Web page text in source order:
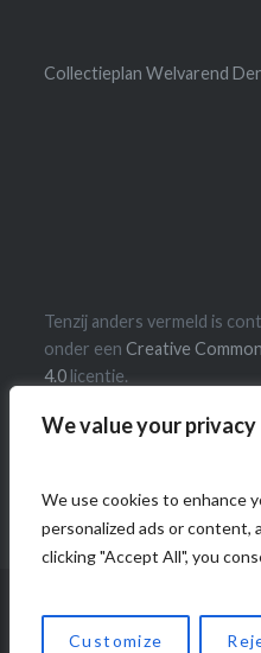
We value your privacy
We use cookies to enhance
personalized ads or content,
clicking "Accept All", you
Customize
Collectieplan Welvarend
Tenzij anders vermeld is
onder een Creative
4.0 licentie.
Ondersteund door